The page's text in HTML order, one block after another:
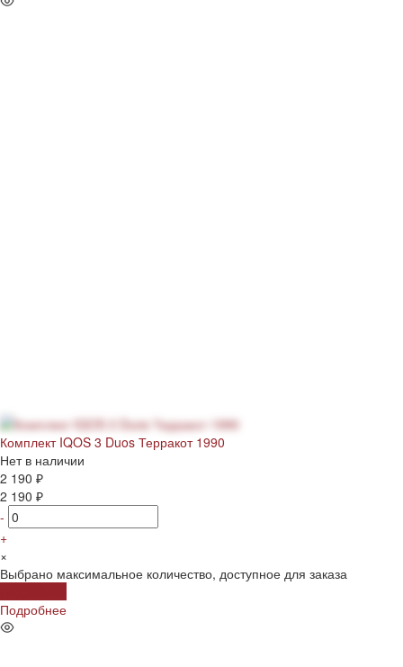
Комплект IQOS 3 Duos Терракот 1990
Нет в наличии
2 190 ₽
2 190 ₽
-
+
×
Выбрано максимальное количество, доступное для заказа
Подробнее